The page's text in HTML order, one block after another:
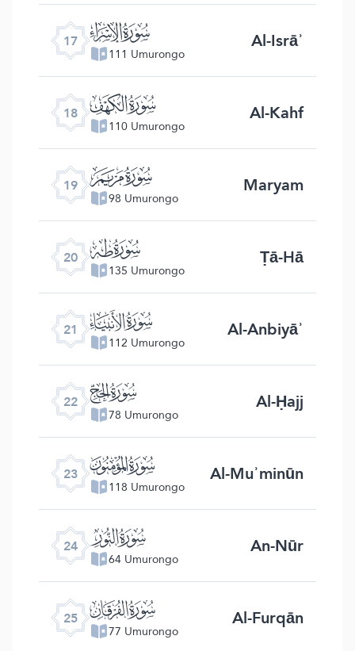
17 ﮝ
111 Umurongo Al-Isrāʾ
18 ﮞ
110 Umurongo Al-Kahf
19 ﮟ
98 Umurongo Maryam
20 ﮠ
135 Umurongo Ṭā-Hā
21 ﮡ
112 Umurongo Al-Anbiyāʾ
22 ﮢ
78 Umurongo Al-Ḥajj
23 ﮣ
118 Umurongo Al-Muʾminūn
24 ﮤ
64 Umurongo An-Nūr
25 ﮥ
77 Umurongo Al-Furqān